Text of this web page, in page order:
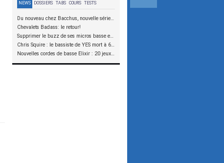
NEWS DOSSIERS TABS COURS TESTS
Du nouveau chez Bacchus, nouvelle série SCD
Chevalets Badass: le retour!
Supprimer le buzz de ses micros basse en reliant les aimants à la masse
Chris Squire : le bassiste de YES mort à 67 ans
Nouvelles cordes de basse Elixir : 20 jeux à tester !